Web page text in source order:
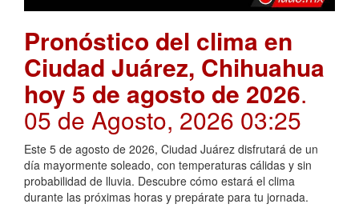
Pronóstico del clima en
Ciudad Juárez, Chihuahua
hoy 5 de agosto de 2026.
05 de Agosto, 2026 03:25
Este 5 de agosto de 2026, Ciudad Juárez disfrutará de un
día mayormente soleado, con temperaturas cálidas y sin
probabilidad de lluvia. Descubre cómo estará el clima
durante las próximas horas y prepárate para tu jornada.